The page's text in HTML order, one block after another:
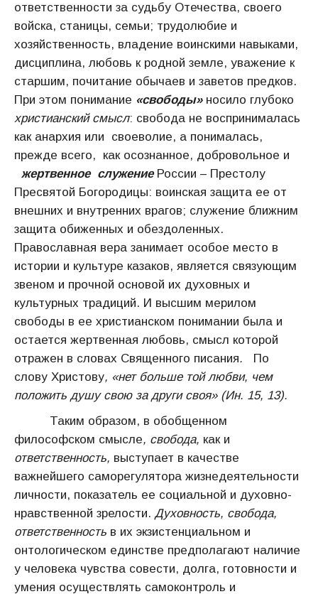
ответственности за судьбу Отечества, своего
войска, станицы, семьи; трудолюбие и
хозяйственность, владение воинскими навыками,
дисциплина, любовь к родной земле, уважение к
старшим, почитание обычаев и заветов предков.
При этом понимание «свободы» носило глубоко
христианский смысл: свобода не воспринималась
как анархия или своеволие, а понималась,
прежде всего, как осознанное, добровольное и
жертвенное служениеРоссии – Престолу
Пресвятой Богородицы: воинская защита ее от
внешних и внутренних врагов; служение ближним
защита обиженных и обездоленных.
Православная вера занимает особое место в
истории и культуре казаков, является связующим
звеном и прочной основой их духовных и
культурных традиций. И высшим мерилом
свободы в ее христианском понимании была и
остается жертвенная любовь, смысл которой
отражен в словах Священного писания. По
слову Христову, «нет больше той любви, чем
положить душу свою за други своя» (Ин. 15, 13).
Таким образом, в обобщенном
философском смысле, свобода, как и
ответственность, выступает в качестве
важнейшего саморегулятора жизнедеятельности
личности, показатель ее социальной и духовно-
нравственной зрелости. Духовность, свобода,
ответственность в их экзистенциальном и
онтологическом единстве предполагают наличие
у человека чувства совести, долга, готовности и
умения осуществлять самоконтроль и